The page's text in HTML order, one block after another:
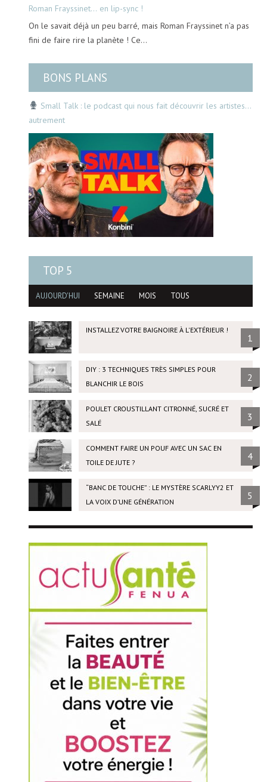
Roman Frayssinet… en lip-sync !
On le savait déjà un peu barré, mais Roman Frayssinet n’a pas
fini de faire rire la planète ! Ce…
BONS PLANS
Small Talk : le podcast qui nous fait découvrir les artistes…
autrement
TOP 5
AUJOURD'HUI SEMAINE MOIS TOUS
INSTALLEZ VOTRE BAIGNOIRE À L'EXTÉRIEUR !
1
DIY : 3 TECHNIQUES TRÈS SIMPLES POUR
BLANCHIR LE BOIS
2
POULET CROUSTILLANT CITRONNÉ, SUCRÉ ET
SALÉ
3
COMMENT FAIRE UN POUF AVEC UN SAC EN
TOILE DE JUTE ?
4
“BANC DE TOUCHE” : LE MYSTÈRE SCARLYY2 ET
LA VOIX D’UNE GÉNÉRATION
5